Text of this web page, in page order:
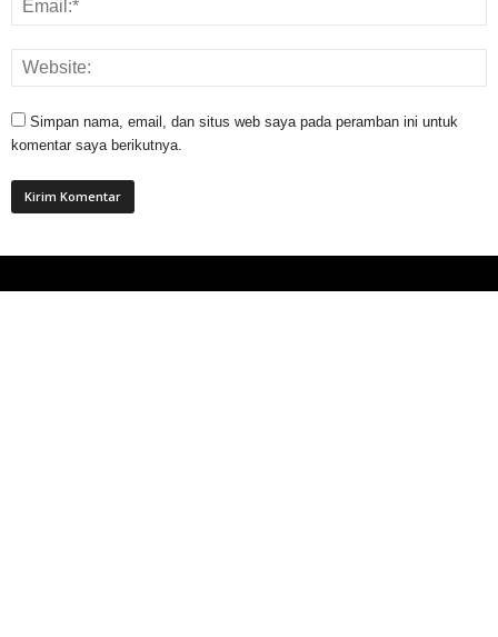
Simpan nama, email, dan situs web saya pada peramban ini untuk
komentar saya berikutnya.